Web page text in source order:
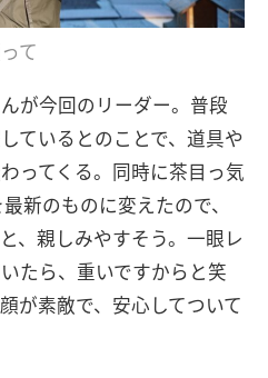
て
が今回のリーダー。普段
ているとのことで、道具や
ってくる。同時に茶目っ気
新のものに変えたので、
、親しみやすそう。一眼レ
たら、重いですからと笑
が素敵で、安心してついて